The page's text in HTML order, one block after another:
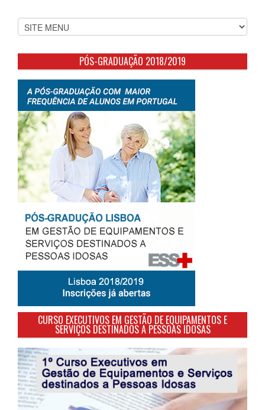
PÓS-GRADUAÇÃO 2018/2019
CURSO EXECUTIVOS EM GESTÃO DE EQUIPAMENTOS E
SERVIÇOS DESTINADOS A PESSOAS IDOSAS